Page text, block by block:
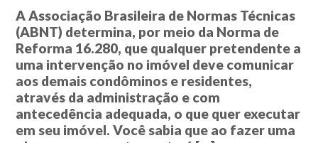
A Associação Brasileira de Normas Técnicas
(ABNT) determina, por meio da Norma de
Reforma 16.280, que qualquer pretendente a
uma intervenção no imóvel deve comunicar
aos demais condôminos e residentes,
através da administração e com
antecedência adequada, o que quer executar
em seu imóvel. Você sabia que ao fazer uma